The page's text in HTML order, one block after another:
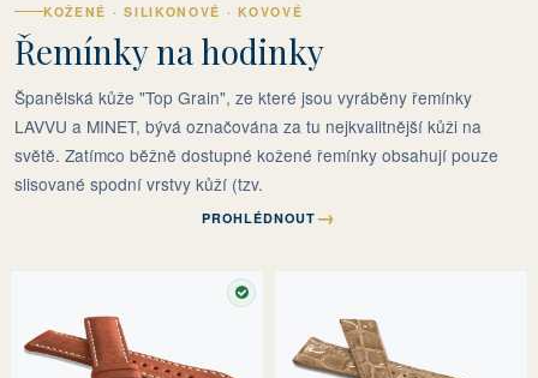
KOŽENÉ · SILIKONOVÉ · KOVOVÉ
Řemínky na hodinky
Španělská kůže "Top Grain", ze které jsou vyráběny řemínky
LAVVU a MINET, bývá označována za tu nejkvalitnější kůži na
světě. Zatímco běžně dostupné kožené řemínky obsahují pouze
slisované spodní vrstvy kůží (tzv.
PROHLÉDNOUT →
SKLADEM